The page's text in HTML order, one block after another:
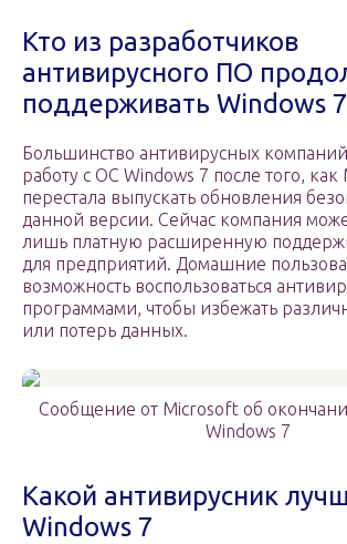
Кто из разработчиков
антивирусного ПО
поддерживать Windows 7
Большинство антивирусных
работу с ОС Windows 7 после того,
перестала выпускать обновления
данной версии. Сейчас компания
лишь платную расширенную
для предприятий. Домашние
возможность воспользоваться
программами, чтобы избежать
или потерь данных.
Сообщение от Microsoft об
Windows 7
Какой антивирусник
Windows 7